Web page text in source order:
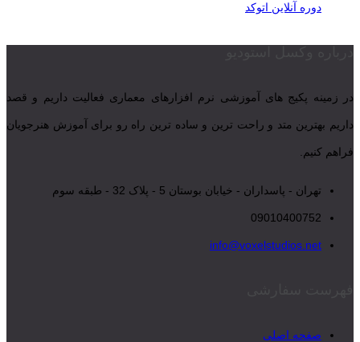
دوره آنلاین اتوکد
در زمینه پکیج های آموزشی نرم افزارهای معماری فعالیت داریم و قصد
داریم بهترین متد و راحت ترین و ساده ترین راه رو برای آموزش هنرجویان
فراهم کنیم.
تهران - پاسداران - خیابان بوستان 5 - پلاک 32 - طبقه سوم
09010400752
info@voxelstudios.net
صفحه اصلی